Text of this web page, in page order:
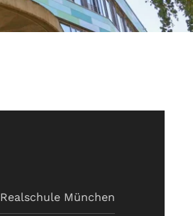
Realschule München